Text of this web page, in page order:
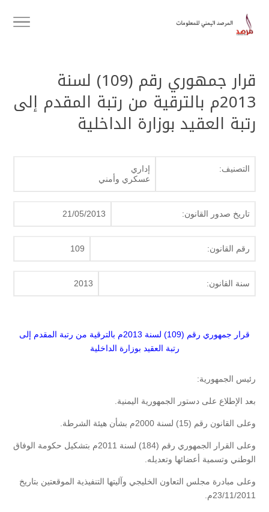
قرار جمهوري رقم (109) لسنة
2013م بالترقية من رتبة المقدم إلى
رتبة العقيد بوزارة الداخلية
التصنيف:
إداري
عسكري وأمني
تاريخ صدور القانون: 21/05/2013
رقم القانون: 109
سنة القانون: 2013
قرار جمهوري رقم (109) لسنة 2013م بالترقية من رتبة المقدم إلى
رتبة العقيد بوزارة الداخلية
رئيس الجمهورية:
بعد الإطلاع على دستور الجمهورية اليمنية.
وعلى القانون رقم (15) لسنة 2000م بشأن هيئة الشرطة.
وعلى القرار الجمهوري رقم (184) لسنة 2011م بتشكيل حكومة الوفاق
الوطني وتسمية أعضائها وتعديله.
وعلى مبادرة مجلس التعاون الخليجي وآليتها التنفيذية الموقعتين بتاريخ
23/11/2011م.